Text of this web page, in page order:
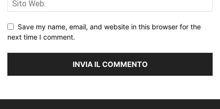
Save my name, email, and website in this browser for the
next time I comment.